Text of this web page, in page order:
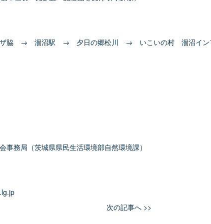
涸沼駅 → 夕日の郷松川 → いこいの村 涸沼インフ
（茨城県県民生活環境部自然環境課）
次の記事へ >>